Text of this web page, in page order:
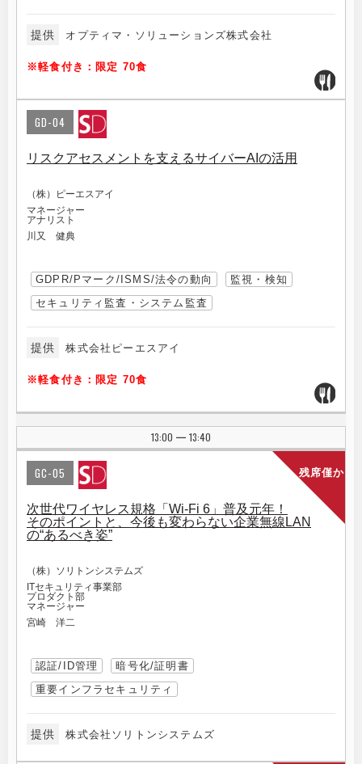
提供 オプティマ・ソリューションズ株式会社
※軽食付き：限定 70食
GD-04
リスクアセスメントを支えるサイバーAIの活用
（株）ピーエスアイ
マネージャー
アナリスト
川又 健典
GDPR/Pマーク/ISMS/法令の動向
監視・検知
セキュリティ監査・システム監査
提供 株式会社ピーエスアイ
※軽食付き：限定 70食
13:00 | 13:40
残席僅か
GC-05
次世代ワイヤレス規格「Wi-Fi 6」普及元年！
そのポイントと、今後も変わらない企業無線LAN
の“あるべき姿”
（株）ソリトンシステムズ
ITセキュリティ事業部
プロダクト部
マネージャー
宮崎 洋二
認証/ID管理
暗号化/証明書
重要インフラセキュリティ
提供 株式会社ソリトンシステムズ